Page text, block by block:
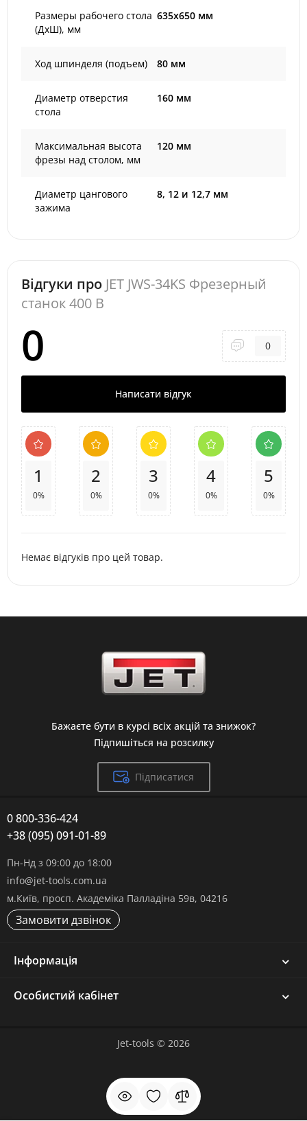
Размеры рабочего стола
(ДхШ), мм
635х650 мм
Ход шпинделя (подъем) 80 мм
Диаметр отверстия
стола
160 мм
Максимальная высота
фрезы над столом, мм
120 мм
Диаметр цангового
зажима
8, 12 и 12,7 мм
Відгуки про JET JWS-34KS Фрезерный
станок 400 В
0 0
Написати відгук
1
0%
2
0%
3
0%
4
0%
5
0%
Немає відгуків про цей товар.
Бажаєте бути в курсі всіх акцій та знижок?
Підпишіться на розсилку
Підписатися
0 800-336-424
+38 (095) 091-01-89
Пн-Нд з 09:00 до 18:00
info@jet-tools.com.ua
м.Київ, просп. Академіка Палладіна 59в, 04216
Замовити дзвінок
Інформація
Особистий кабінет
Jet-tools © 2026